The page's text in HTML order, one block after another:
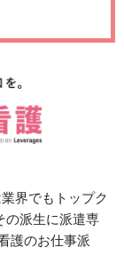
界でもトップク
の派生に派遣専
護のお仕事派